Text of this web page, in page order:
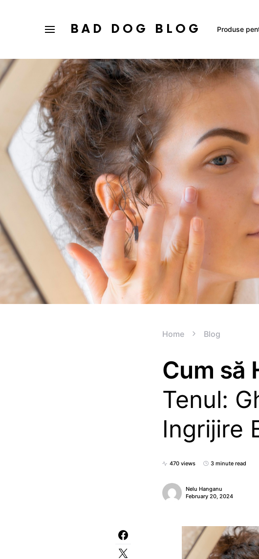
BAD DOG BLOG Produse
Home Blog
Cum să
Tenul:
Ingrijire
470 views 3 minute read
Nelu Hanganu
February 20, 2024